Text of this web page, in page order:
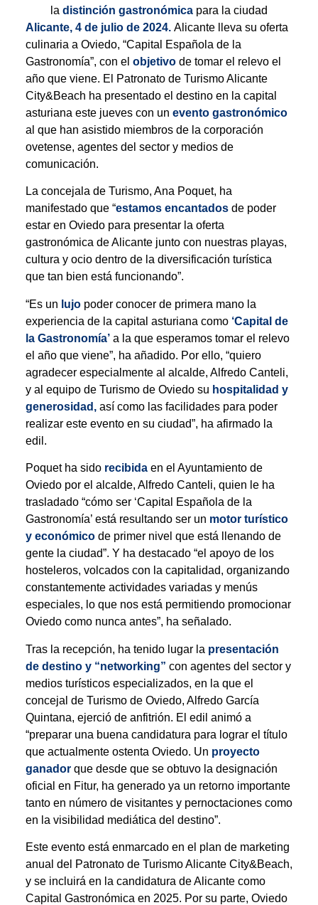
la distinción gastronómica para la ciudad
Alicante, 4 de julio de 2024.Alicante lleva su oferta
culinaria a Oviedo, “Capital Española de la
Gastronomía”, con el objetivode tomar el relevo el
año que viene. El Patronato de Turismo Alicante
City&Beach ha presentado el destino en la capital
asturiana este jueves con un evento gastronómico
al que han asistido miembros de la corporación
ovetense, agentes del sector y medios de
comunicación.
La concejala de Turismo, Ana Poquet, ha
manifestado que “estamos encantadosde poder
estar en Oviedo para presentar la oferta
gastronómica de Alicante junto con nuestras playas,
cultura y ocio dentro de la diversificación turística
que tan bien está funcionando”.
“Es un lujopoder conocer de primera mano la
experiencia de la capital asturiana como ‘Capital de
la Gastronomía’a la que esperamos tomar el relevo
el año que viene”, ha añadido. Por ello, “quiero
agradecer especialmente al alcalde, Alfredo Canteli,
y al equipo de Turismo de Oviedo su hospitalidad y
generosidad,así como las facilidades para poder
realizar este evento en su ciudad”, ha afirmado la
edil.
Poquet ha sido recibidaen el Ayuntamiento de
Oviedo por el alcalde, Alfredo Canteli, quien le ha
trasladado “cómo ser ‘Capital Española de la
Gastronomía’ está resultando ser un motor turístico
y económicode primer nivel que está llenando de
gente la ciudad”. Y ha destacado “el apoyo de los
hosteleros, volcados con la capitalidad, organizando
constantemente actividades variadas y menús
especiales, lo que nos está permitiendo promocionar
Oviedo como nunca antes”, ha señalado.
Tras la recepción, ha tenido lugar la presentación
de destino y “networking” con agentes del sector y
medios turísticos especializados, en la que el
concejal de Turismo de Oviedo, Alfredo García
Quintana, ejerció de anfitrión. El edil animó a
“preparar una buena candidatura para lograr el título
que actualmente ostenta Oviedo. Un proyecto
ganadorque desde que se obtuvo la designación
oficial en Fitur, ha generado ya un retorno importante
tanto en número de visitantes y pernoctaciones como
en la visibilidad mediática del destino”.
Este evento está enmarcado en el plan de marketing
anual del Patronato de Turismo Alicante City&Beach,
y se incluirá en la candidatura de Alicante como
Capital Gastronómica en 2025. Por su parte, Oviedo